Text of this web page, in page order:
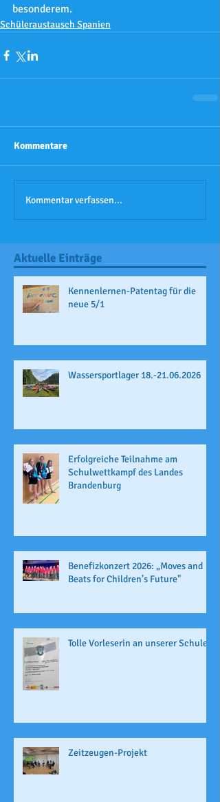
besonderem.
Schüleraustausch Spanien
Kommentare
Kommentar verfassen...
Aktuelle Einträge
Kennenlernen-Patentag für die
neue 5/1
Wassersportlager 18.-21.06.2026
Erfolgreiche Teilnahme am
Schulwettkampf des Landes
Brandenburg
Benefizkonzert 2026: „Moves and
Beats for Children’s Future"
Tolle Vorleserin an unserer Schule
Zeitzeugen-Projekt